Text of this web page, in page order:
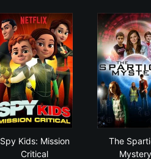
Spy Kids: Mission
Critical
The
Mystery